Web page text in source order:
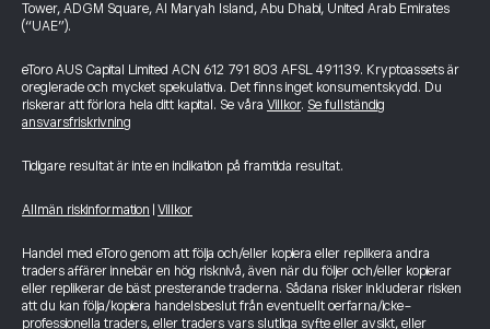
Tower, ADGM Square, Al Maryah Island, Abu Dhabi, United Arab Emirates
(“UAE”).
eToro AUS Capital Limited ACN 612 791 803 AFSL 491139. Kryptoassets är
oreglerade och mycket spekulativa. Det finns inget konsumentskydd. Du
riskerar att förlora hela ditt kapital. Se våra Villkor. Se fullständig
ansvarsfriskrivning
Tidigare resultat är inte en indikation på framtida resultat.
Allmän riskinformation Villkor
Handel med eToro genom att följa och/eller kopiera eller replikera andra
traders affärer innebär en hög risknivå, även när du följer och/eller kopierar
eller replikerar de bäst presterande traderna. Sådana risker inkluderar risken
att du kan följa/kopiera handelsbeslut från eventuellt oerfarna/icke-
professionella traders, eller traders vars slutliga syfte eller avsikt, eller